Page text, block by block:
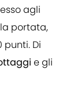
agli
portata,
Di
e gli